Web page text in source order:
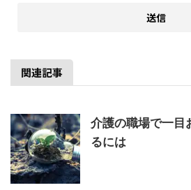
関連記事
介護の職場で一目
るには